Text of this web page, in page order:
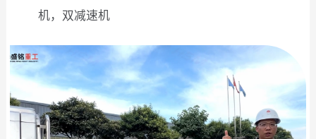
机，双减速机